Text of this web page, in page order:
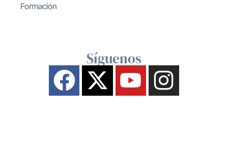
Formación
Síguenos